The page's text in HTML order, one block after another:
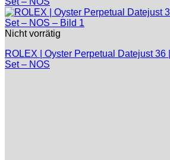
Nicht vorrätig
ROLEX | Oyster Perpetual Datejust 36
Set – NOS